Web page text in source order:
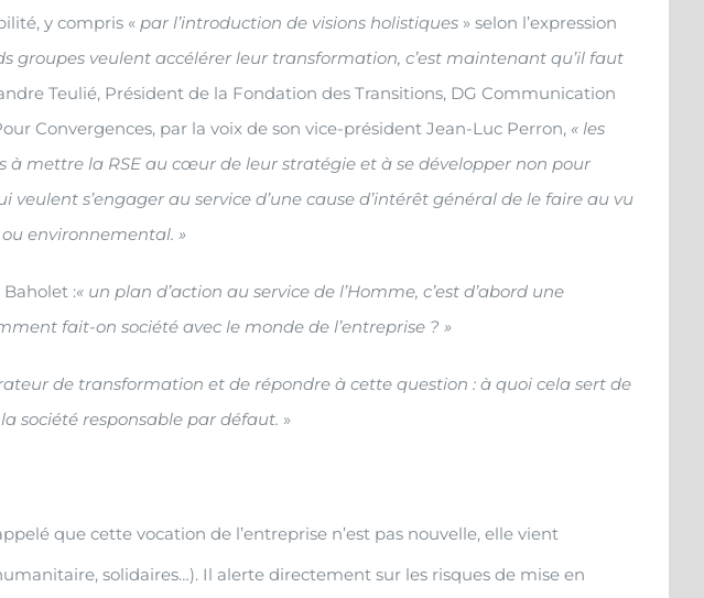
y compris « par l’introduction de visions holistiques » selon l’expression
groupes veulent accélérer leur transformation, c’est maintenant qu’il faut
Teulié, Président de la Fondation des Transitions, DG Communication
Convergences, par la voix de son vice-président Jean-Luc Perron, « les
mettre la RSE au cœur de leur stratégie et à se développer non pour
s’engager au service d’une cause d’intérêt général de le faire au vu
environnemental. »
:« un plan d’action au service de l’Homme, c’est d’abord une
fait-on société avec le monde de l’entreprise ? »
de transformation et de répondre à cette question : à quoi cela sert de
société responsable par défaut. »
que cette vocation de l’entreprise n’est pas nouvelle, elle vient
solidaires…). Il alerte directement sur les risques de mise en